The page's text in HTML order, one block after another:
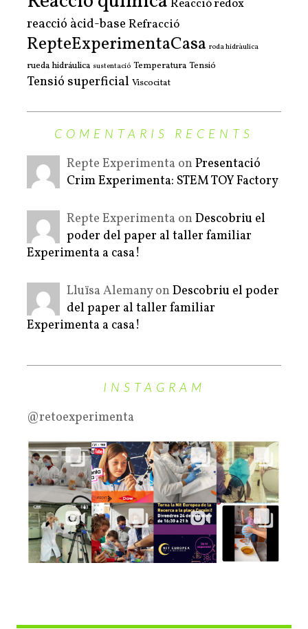
Reacció redox
reacció àcid-base Refracció
RepteExperimentaCasa roda hidràulica
rueda hidráulica sustentació Temperatura Tensió
Tensió superficial Viscocitat
COMENTARIS RECENTS
Repte Experimenta on Presentació
Crim Experimenta: STEM TOY Factory
Repte Experimenta on Descobriu el
poder del paper al taller familiar
Experimenta a casa!
Lluïsa Alemany on Descobriu el poder
del paper al taller familiar
Experimenta a casa!
INSTAGRAM
@retoexperimenta